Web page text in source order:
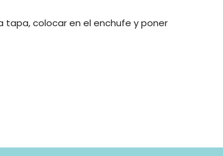
tapa, colocar en el enchufe y poner